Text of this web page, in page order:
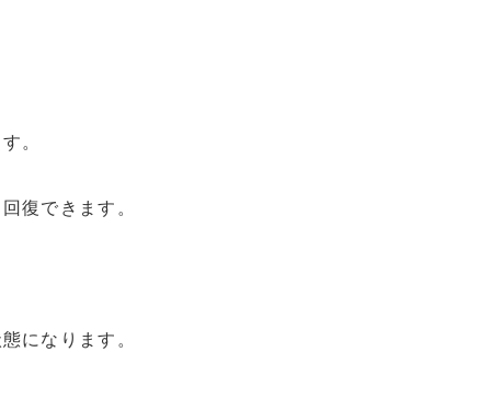
。
復できます。
になります。